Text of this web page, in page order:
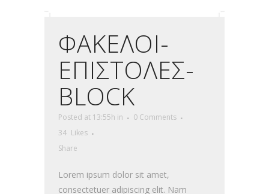
ΦΑΚΕΛΟΙ-
ΕΠΙΣΤΟΛΕΣ-
BLOCK
Posted at 13:55h in
0 Comments
34 Likes
Share
Lorem ipsum dolor sit amet,
consectetuer adipiscing elit. Nam